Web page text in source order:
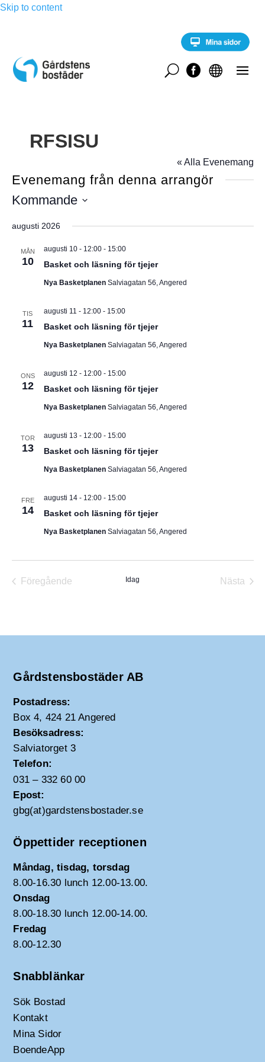
Skip to content


U
RFSISU
« Alla Evenemang
Evenemang från denna arrangör
Kommande
ä
augusti 2026
MÅN
10 Basket och läsning för tjejer
augusti 10 - 12:00- 15:00
Nya Basketplanen Salviagatan 56, Angered
TIS
11 Basket och läsning för tjejer
augusti 11 - 12:00- 15:00
Nya Basketplanen Salviagatan 56, Angered
ONS
12 Basket och läsning för tjejer
augusti 12 - 12:00- 15:00
Nya Basketplanen Salviagatan 56, Angered
TOR
13 Basket och läsning för tjejer
augusti 13 - 12:00- 15:00
Nya Basketplanen Salviagatan 56, Angered
FRE
14 Basket och läsning för tjejer
augusti 14 - 12:00- 15:00
Nya Basketplanen Salviagatan 56, Angered
Föregående
Idag
Nästa
Gårdstensbostäder AB
Postadress:
Box 4, 424 21 Angered
Besöksadress:
Salviatorget 3
Telefon:
031 – 332 60 00
Epost:
gbg(at)gardstensbostader.se
Öppettider receptionen
Måndag, tisdag, torsdag
8.00-16.30 lunch 12.00-13.00.
Onsdag
8.00-18.30 lunch 12.00-14.00.
Fredag
8.00-12.30
Snabblänkar
Sök Bostad
Kontakt
Mina Sidor
BoendeApp